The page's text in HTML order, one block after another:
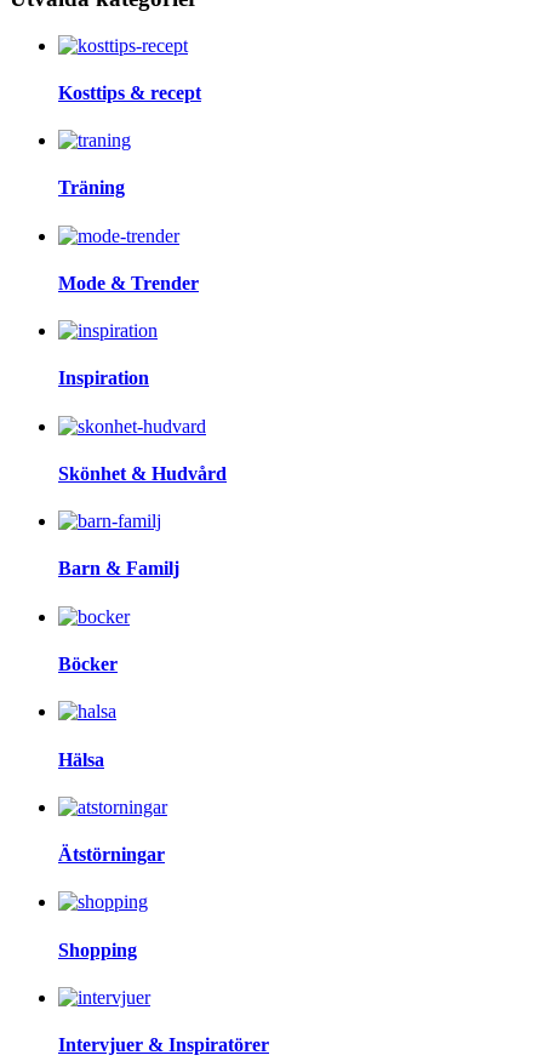
Kosttips & recept
Träning
Mode & Trender
Inspiration
Skönhet & Hudvård
Barn & Familj
Böcker
Hälsa
Ätstörningar
Shopping
Intervjuer & Inspiratörer